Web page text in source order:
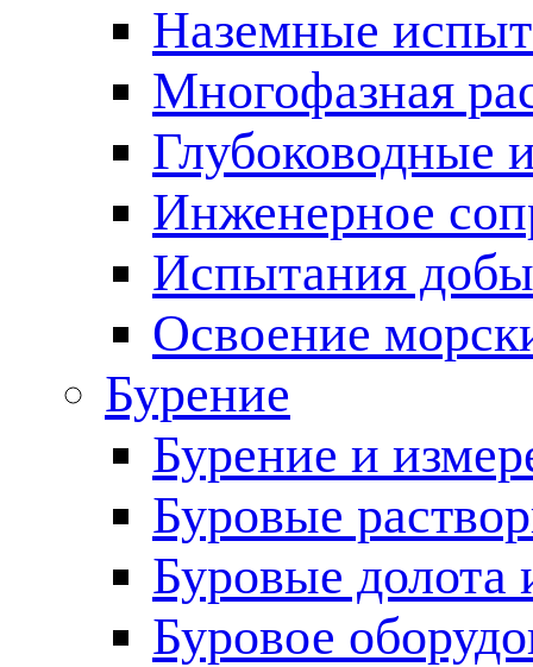
Наземные
Многофазная
Глубоководные
Инженерное
Испытания
Освоение
Бурение
Бурение и
Буровые
Буровые долота
Буровое